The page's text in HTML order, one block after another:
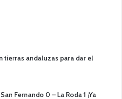
tierras andaluzas para dar el
Fernando 0 – La Roda 1 ¡Ya